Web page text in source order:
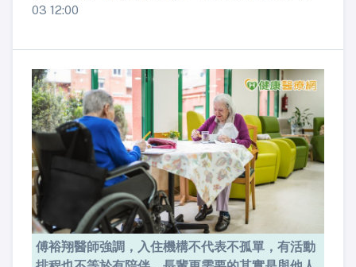
03 12:00
傅裕翔醫師強調，入住機構不代表不孤單，有活動